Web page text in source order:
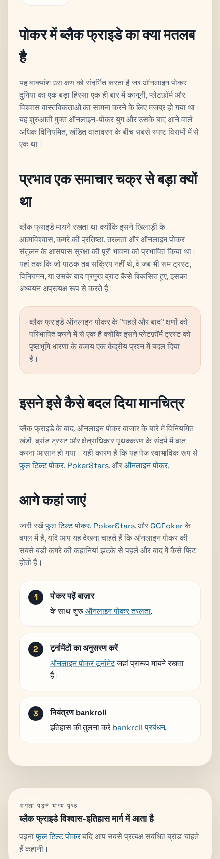
पोकर में ब्लैक फ्राइडे का क्या मतलब
है
यह वाक्यांश उस क्षण को संदर्भित करता है जब ऑनलाइन पोकर
दुनिया का एक बड़ा हिस्सा एक ही बार में कानूनी, प्लेटफ़ॉर्म और
विश्वास वास्तविकताओं का सामना करने के लिए मजबूर हो गया था।
यह शुरुआती मुक्त ऑनलाइन-पोकर युग और उसके बाद आने वाले
अधिक विनियमित, खंडित वातावरण के बीच सबसे स्पष्ट विरामों में से
एक था।
प्रभाव एक समाचार चक्र से बड़ा क्यों
था
ब्लैक फ्राइडे मायने रखता था क्योंकि इसने खिलाड़ी के
आत्मविश्वास, कमरे की प्रतिष्ठा, तरलता और ऑनलाइन पोकर
संतुलन के आसपास सुरक्षा की पूरी भावना को प्रभावित किया था।
यहां तक कि जो पाठक तब सक्रिय नहीं थे, वे जब भी रूम ट्रस्ट,
विनियमन, या उसके बाद प्रमुख ब्रांड कैसे विकसित हुए, इसका
अध्ययन अप्रत्यक्ष रूप से करते हैं।
ब्लैक फ्राइडे ऑनलाइन पोकर के "पहले और बाद" क्षणों को
परिभाषित करने में से एक है क्योंकि इसने प्लेटफ़ॉर्म ट्रस्ट को
पृष्ठभूमि धारणा के बजाय एक केंद्रीय प्रश्न में बदल दिया
है।
इसने इसे कैसे बदल दिया मानचित्र
ब्लैक फ्राइडे के बाद, ऑनलाइन पोकर बाजार के बारे में विनियमित
खंडों, ब्रांड ट्रस्ट और क्षेत्राधिकार पृथक्करण के संदर्भ में बात
करना आसान हो गया। यही कारण है कि यह पेज स्वाभाविक रूप से
फुल टिल्ट पोकर, PokerStars, औरऑनलाइन पोकर.
आगे कहां जाएं
जारी रखेंफुल टिल्ट पोकर, PokerStars, और GGPokerके
बगल में है, यदि आप यह देखना चाहते हैं कि ऑनलाइन पोकर की
सबसे बड़ी कमरे की कहानियां झटके से पहले और बाद में कैसे फिट
होती हैं।
पोकर पढ़ें बाज़ार
के साथ शुरूऑनलाइन पोकर तरलता.
टूर्नामेंटों का अनुसरण करें
ऑनलाइन पोकर टूर्नामेंटजहां प्रारूप मायने रखता
है।
नियंत्रण bankroll
इतिहास की तुलना करेंbankroll प्रबंधन.
अगला पढ़ने योग्य पृष्ठ
ब्लैक फ्राइडे विश्वास-इतिहास मार्ग में आता है
पढ़नाफुल टिल्ट पोकरयदि आप सबसे प्रत्यक्ष संबंधित ब्रांड चाहते
हैं कहानी।